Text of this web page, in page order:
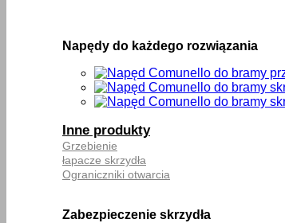
Napędy do każdego rozwiązania
Inne produkty
Grzebienie
łapacze skrzydła
Ograniczniki otwarcia
Zabezpieczenie skrzydła